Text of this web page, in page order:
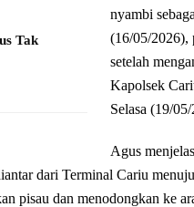
Tak
nyambi
(16/05/2026),
setelah
Kapolsek
Selasa (19/
Agus
dari Terminal Cariu
pisau dan menodongkan ke